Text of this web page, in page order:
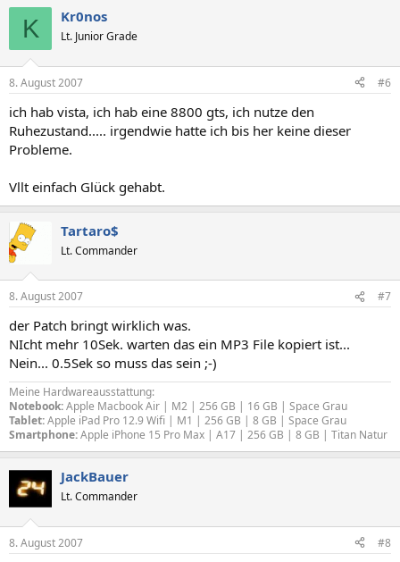
K Kr0nos
Lt. Junior Grade
8. August 2007 #6
ich hab vista, ich hab eine 8800 gts, ich nutze den
Ruhezustand..... irgendwie hatte ich bis her keine dieser
Probleme.
Vllt einfach Glück gehabt.
Tartaro$
Lt. Commander
8. August 2007 #7
der Patch bringt wirklich was.
NIcht mehr 10Sek. warten das ein MP3 File kopiert ist...
Nein... 0.5Sek so muss das sein ;-)
Meine Hardwareausstattung:
Notebook:Apple Macbook Air | M2 | 256 GB | 16 GB | Space Grau
Tablet:Apple iPad Pro 12.9 Wifi | M1 | 256 GB | 8 GB | Space Grau
Smartphone:Apple iPhone 15 Pro Max | A17 | 256 GB | 8 GB | Titan Natur
JackBauer
Lt. Commander
8. August 2007 #8